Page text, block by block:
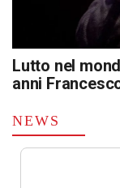
Lutto nel
anni
NEWS